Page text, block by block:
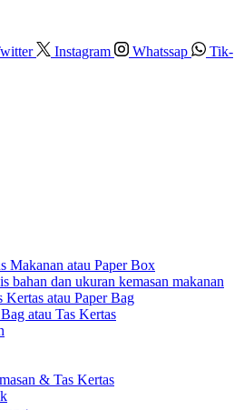
Instagram Whatssap
Tik-
Makanan atau Paper Box
bahan dan ukuran kemasan makanan
Kertas atau Paper Bag
atau Tas Kertas
& Tas Kertas